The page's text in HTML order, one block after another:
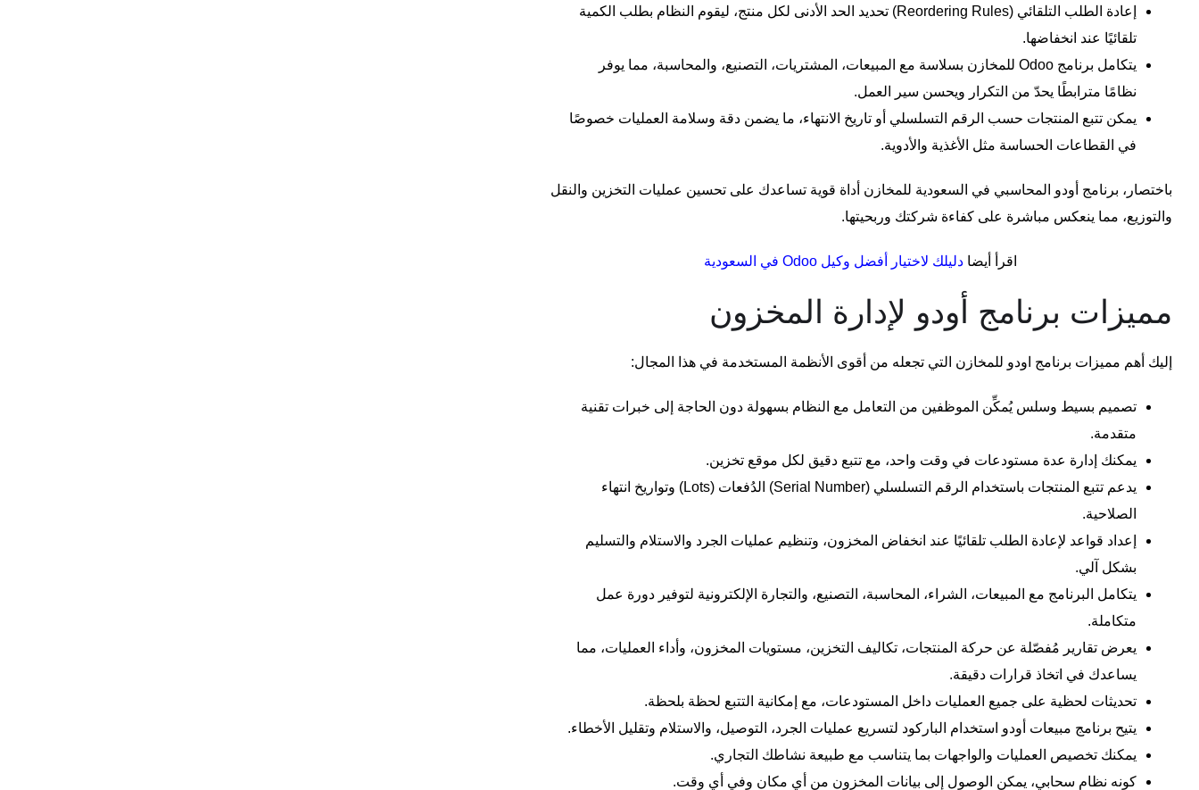
إعادة الطلب التلقائي (Reordering Rules) تحديد الحد الأدنى لكل منتج، ليقوم النظام بطلب الكمية
تلقائيًا عند انخفاضها.
يتكامل برنامج Odoo للمخازن بسلاسة مع المبيعات، المشتريات، التصنيع، والمحاسبة، مما يوفر
نظامًا مترابطًا يحدّ من التكرار ويحسن سير العمل.
يمكن تتبع المنتجات حسب الرقم التسلسلي أو تاريخ الانتهاء، ما يضمن دقة وسلامة العمليات خصوصًا
في القطاعات الحساسة مثل الأغذية والأدوية.
باختصار، برنامج أودو المحاسبي في السعودية للمخازن أداة قوية تساعدك على تحسين عمليات التخزين والنقل
والتوزيع، مما ينعكس مباشرة على كفاءة شركتك وربحيتها.
اقرأ أيضا دليلك لاختيار أفضل وكيل Odoo في السعودية
مميزات برنامج أودو لإدارة المخزون
إليك أهم مميزات برنامج اودو للمخازن التي تجعله من أقوى الأنظمة المستخدمة في هذا المجال:
تصميم بسيط وسلس يُمكِّن الموظفين من التعامل مع النظام بسهولة دون الحاجة إلى خبرات تقنية
متقدمة.
يمكنك إدارة عدة مستودعات في وقت واحد، مع تتبع دقيق لكل موقع تخزين.
يدعم تتبع المنتجات باستخدام الرقم التسلسلي (Serial Number) الدُفعات (Lots) وتواريخ انتهاء
الصلاحية.
إعداد قواعد لإعادة الطلب تلقائيًا عند انخفاض المخزون، وتنظيم عمليات الجرد والاستلام والتسليم
بشكل آلي.
يتكامل البرنامج مع المبيعات، الشراء، المحاسبة، التصنيع، والتجارة الإلكترونية لتوفير دورة عمل
متكاملة.
يعرض تقارير مُفصّلة عن حركة المنتجات، تكاليف التخزين، مستويات المخزون، وأداء العمليات، مما
يساعدك في اتخاذ قرارات دقيقة.
تحديثات لحظية على جميع العمليات داخل المستودعات، مع إمكانية التتبع لحظة بلحظة.
يتيح برنامج مبيعات أودو استخدام الباركود لتسريع عمليات الجرد، التوصيل، والاستلام وتقليل الأخطاء.
يمكنك تخصيص العمليات والواجهات بما يتناسب مع طبيعة نشاطك التجاري.
كونه نظام سحابي، يمكن الوصول إلى بيانات المخزون من أي مكان وفي أي وقت.